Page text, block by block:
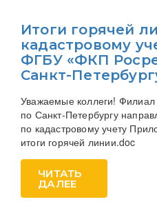
Итоги горячей
кадастровому
ФГБУ «ФКП
Санкт-
Уважаемые коллеги!
по Санкт-Петербургу
по кадастровому учету
итоги горячей линии.doc
ЧИТАТЬ
ДАЛЕЕ